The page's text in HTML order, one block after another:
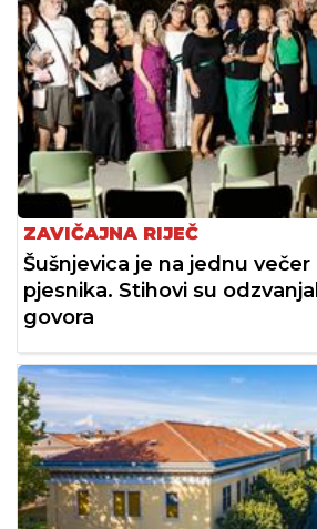
ZAVIČAJNA RIJEČ
Šušnjevica je na jednu
pjesnika. Stihovi su
govora